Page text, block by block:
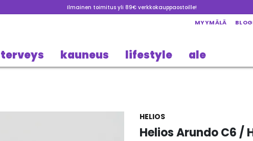
Ilmainen toimitus yli 89€ verkkokauppaostoille!
MYYMÄLÄ
terveys kauneus lifestyle ale
HELIOS
Helios Arundo C6 /